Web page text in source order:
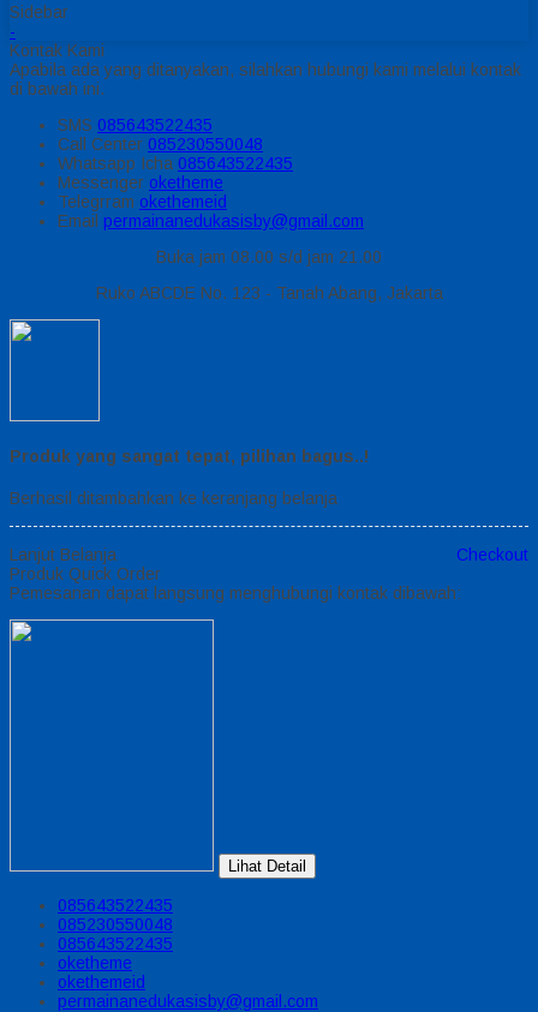
Sidebar
-
Kontak Kami
Apabila ada yang ditanyakan, silahkan hubungi kami melalui kontak
di bawah ini.
SMS 085643522435
Call Center 085230550048
Whatsapp Icha 085643522435
Messenger oketheme
Telegrram okethemeid
Email permainanedukasisby@gmail.com
Buka jam 08.00 s/d jam 21.00
Ruko ABCDE No. 123 - Tanah Abang, Jakarta
Produk yang sangat tepat, pilihan bagus..!
Berhasil ditambahkan ke keranjang belanja
Lanjut Belanja
Checkout
Produk Quick Order
Pemesanan dapat langsung menghubungi kontak dibawah:
Lihat Detail
085643522435
085230550048
085643522435
oketheme
okethemeid
permainanedukasisby@gmail.com